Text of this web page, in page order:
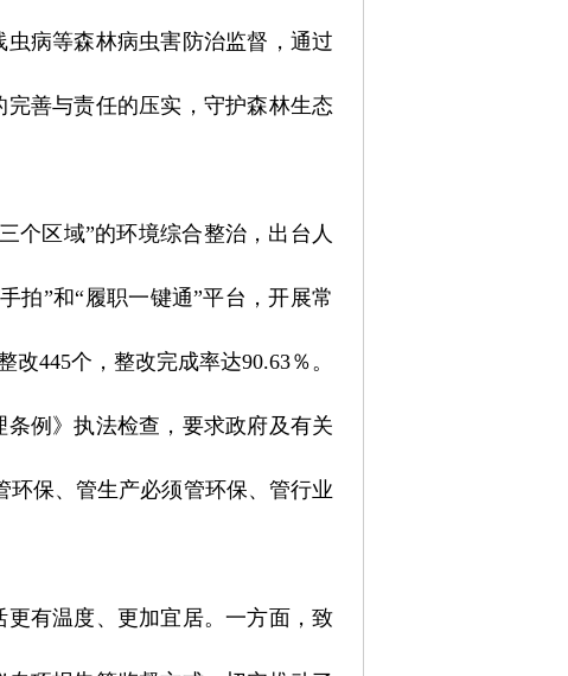
病等森林病虫害防治监督，通过
善与责任的压实，守护森林生态
个区域”的环境综合整治，出台人
拍”和“履职一键通”平台，开展常
445个，整改完成率达90.63％。
例》执法检查，要求政府及有关
保、管生产必须管环保、管行业
有温度、更加宜居。一方面，致